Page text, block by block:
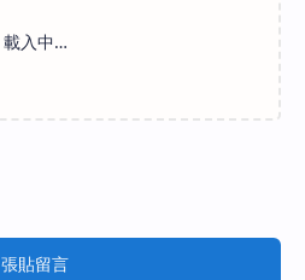
張貼留言